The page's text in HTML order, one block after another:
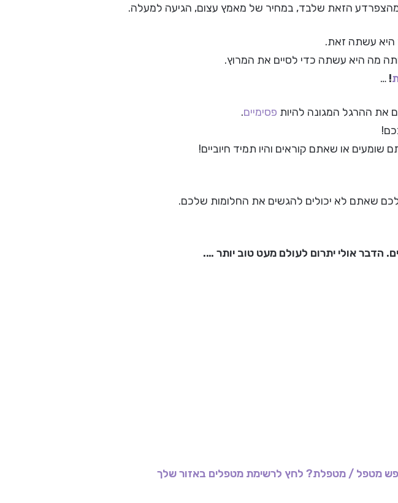
מהצפרדע הזאת שלבד, במחיר של מאמץ עצום, הגיעה למעלה.
היא עשתה זאת.
מה היא עשתה כדי לסיים את המרוץ.
!
…
את ההרגל המגונה להיות פסימיים.
או שאתם קוראים והיו תמיד חיוביים!
שאתם לא יכולים להגשים את החלומות שלכם.
מטפל / מטפלת? לחץ לרשימת מטפלים באזור שלך